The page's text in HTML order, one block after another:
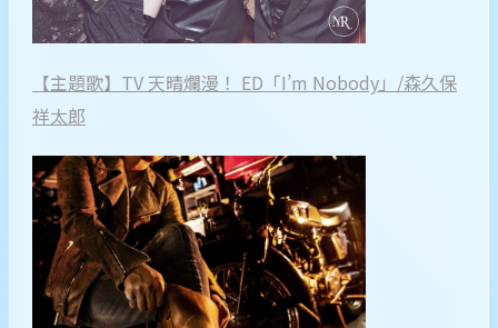
【主題歌】TV 天晴爛漫！ ED「I’m Nobody」/森久保
祥太郎